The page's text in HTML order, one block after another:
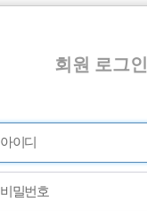
회원 로그인
아이디
비밀번호